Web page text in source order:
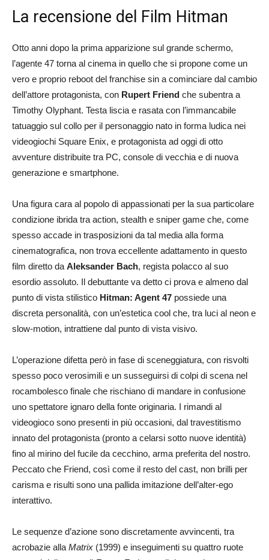
La recensione del Film Hitman
Otto anni dopo la prima apparizione sul grande schermo,
l’agente 47 torna al cinema in quello che si propone come un
vero e proprio reboot del franchise sin a cominciare dal cambio
dell’attore protagonista, con Rupert Friend che subentra a
Timothy Olyphant. Testa liscia e rasata con l’immancabile
tatuaggio sul collo per il personaggio nato in forma ludica nei
videogiochi Square Enix, e protagonista ad oggi di otto
avventure distribuite tra PC, console di vecchia e di nuova
generazione e smartphone.
Una figura cara al popolo di appassionati per la sua particolare
condizione ibrida tra action, stealth e sniper game che, come
spesso accade in trasposizioni da tal media alla forma
cinematografica, non trova eccellente adattamento in questo
film diretto da Aleksander Bach, regista polacco al suo
esordio assoluto. Il debuttante va detto ci prova e almeno dal
punto di vista stilistico Hitman: Agent 47 possiede una
discreta personalità, con un’estetica cool che, tra luci al neon e
slow-motion, intrattiene dal punto di vista visivo.
L’operazione difetta però in fase di sceneggiatura, con risvolti
spesso poco verosimili e un susseguirsi di colpi di scena nel
rocambolesco finale che rischiano di mandare in confusione
uno spettatore ignaro della fonte originaria. I rimandi al
videogioco sono presenti in più occasioni, dal travestitismo
innato del protagonista (pronto a celarsi sotto nuove identità)
fino al mirino del fucile da cecchino, arma preferita del nostro.
Peccato che Friend, così come il resto del cast, non brilli per
carisma e risulti sono una pallida imitazione dell’alter-ego
interattivo.
Le sequenze d’azione sono discretamente avvincenti, tra
acrobazie alla Matrix (1999) e inseguimenti su quattro ruote